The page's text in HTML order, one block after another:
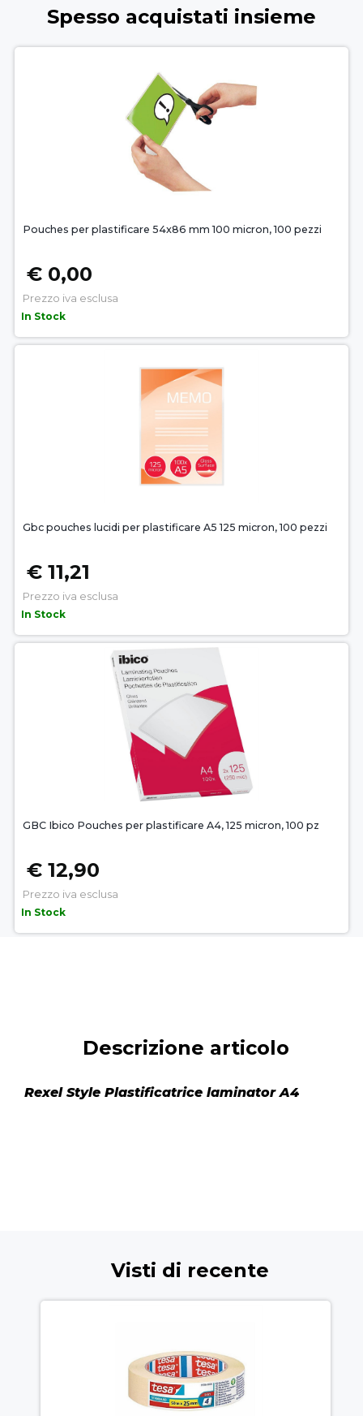
Spesso acquistati insieme
Pouches per plastificare 54x86 mm 100 micron, 100 pezzi
€ 0,00
Prezzo iva esclusa
In Stock
Gbc pouches lucidi per plastificare A5 125 micron, 100 pezzi
€ 11,21
Prezzo iva esclusa
In Stock
GBC Ibico Pouches per plastificare A4, 125 micron, 100 pz
€ 12,90
Prezzo iva esclusa
In Stock
Descrizione articolo
Rexel Style Plastificatrice laminator A4
Visti di recente